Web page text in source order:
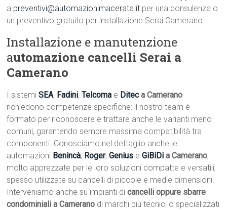
a preventivi@automazionimacerata.it per una consulenza o
un preventivo gratuito per installazione Serai Camerano.
Installazione e manutenzione
automazione cancelli Serai a
Camerano
I sistemiSEA, Fadini,Telcoma e Diteca Camerano
richiedono competenze specifiche: il nostro team è
formato per riconoscere e trattare anche le varianti meno
comuni, garantendo sempre massima compatibilità tra
componenti. Conosciamo nel dettaglio anche le
automazioni Benincà, Roger,Genius eGiBiDi a Camerano,
molto apprezzate per le loro soluzioni compatte e versatili,
spesso utilizzate su cancelli di piccole e medie dimensioni.
Interveniamo anche su impianti dicancelli oppure sbarre
condominiali a Camerano di marchi più tecnici o specializzati